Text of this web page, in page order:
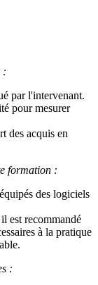
:
par l'intervenant.
pour mesurer
des acquis en
formation :
des logiciels
il est recommandé
à la pratique
: